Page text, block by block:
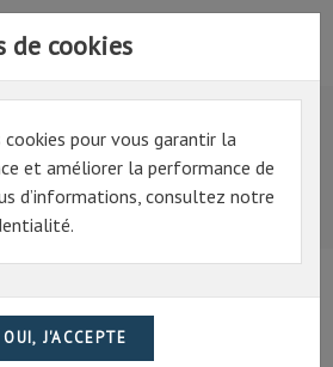
pour bénéficier de la remise de
Tarif particulier,
vous pour bénéficier de la
remise de 15%)
de cookies
pour vous garantir la
et améliorer la performance de
d’informations, consultez notre